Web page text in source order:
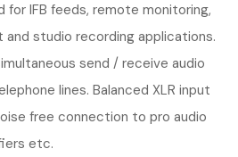
for IFB feeds, remote monitoring,
studio recording applications.
send / receive audio
lines. Balanced XLR input
free connection to pro audio
etc.